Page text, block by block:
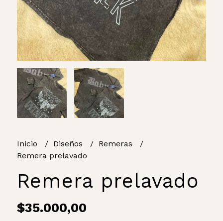
Inicio Diseños
Remeras
Remera prelavado
Remera prelavado
$35.000,00